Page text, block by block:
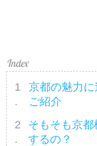
京都の魅力
ご紹介
そもそも京
するの？